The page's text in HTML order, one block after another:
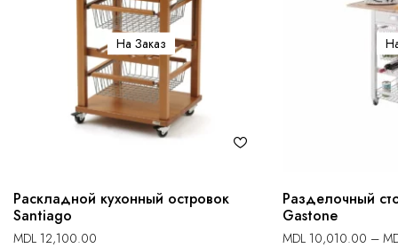
На Заказ
Раскладной кухонный островок
Santiago
MDL 12,100.00
Разделочный
Gastone
MDL 10,010.00 –